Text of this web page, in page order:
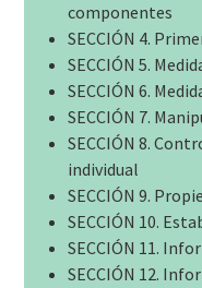
componentes
SECCIÓN 4.
SECCIÓN 5.
SECCIÓN 6.
SECCIÓN 7.
SECCIÓN 8.
individual
SECCIÓN 9.
SECCIÓN 10.
SECCIÓN 11.
SECCIÓN 12.